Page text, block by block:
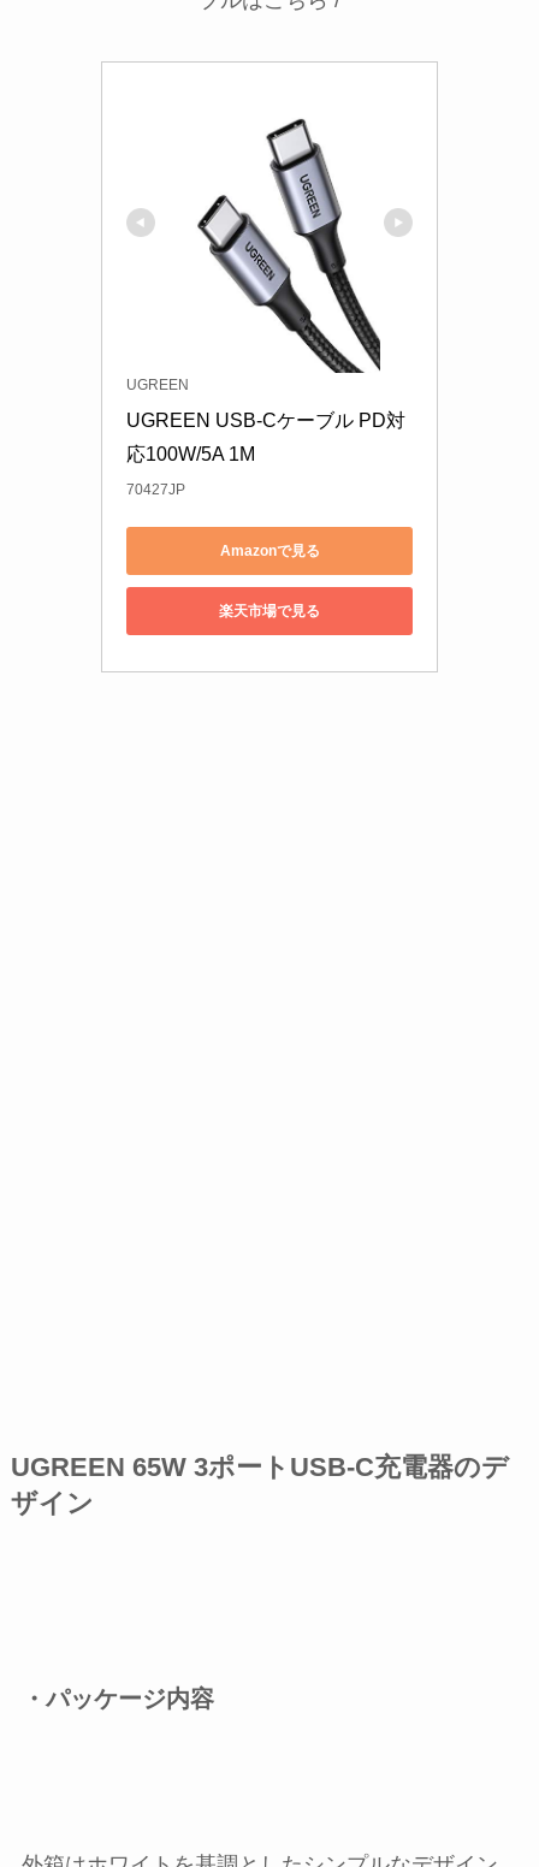
UGREEN
UGREEN USB-Cケーブル PD対
応100W/5A 1M
70427JP
Amazonで見る
楽天市場で見る
UGREEN 65W 3ポートUSB-C充電器のデ
ザイン
・パッケージ内容